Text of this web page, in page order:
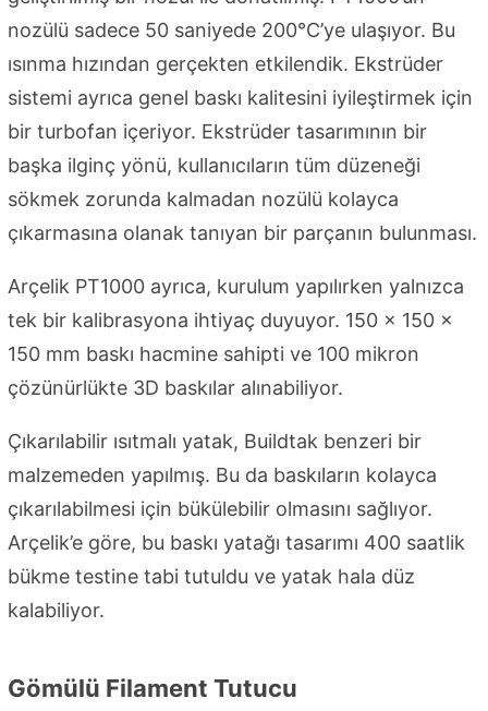
nozülü sadece 50 saniyede 200°C’ye ulaşıyor. Bu
ısınma hızından gerçekten etkilendik. Ekstrüder
sistemi ayrıca genel baskı kalitesini iyileştirmek için
bir turbofan içeriyor. Ekstrüder tasarımının bir
başka ilginç yönü, kullanıcıların tüm düzeneği
sökmek zorunda kalmadan nozülü kolayca
çıkarmasına olanak tanıyan bir parçanın bulunması.
Arçelik PT1000 ayrıca, kurulum yapılırken yalnızca
tek bir kalibrasyona ihtiyaç duyuyor. 150 x 150 x
150 mm baskı hacmine sahipti ve 100 mikron
çözünürlükte 3D baskılar alınabiliyor.
Çıkarılabilir ısıtmalı yatak, Buildtak benzeri bir
malzemeden yapılmış. Bu da baskıların kolayca
çıkarılabilmesi için bükülebilir olmasını sağlıyor.
Arçelik’e göre, bu baskı yatağı tasarımı 400 saatlik
bükme testine tabi tutuldu ve yatak hala düz
kalabiliyor.
Gömülü Filament Tutucu